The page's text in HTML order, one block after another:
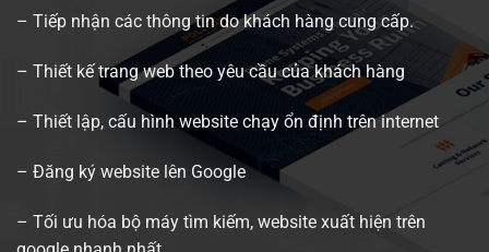
– Tiếp nhận các thông tin do khách hàng cung cấp.
– Thiết kế trang web theo yêu cầu của khách hàng
– Thiết lập, cấu hình website chạy ổn định trên internet
– Đăng ký website lên Google
– Tối ưu hóa bộ máy tìm kiếm, website xuất hiện trên